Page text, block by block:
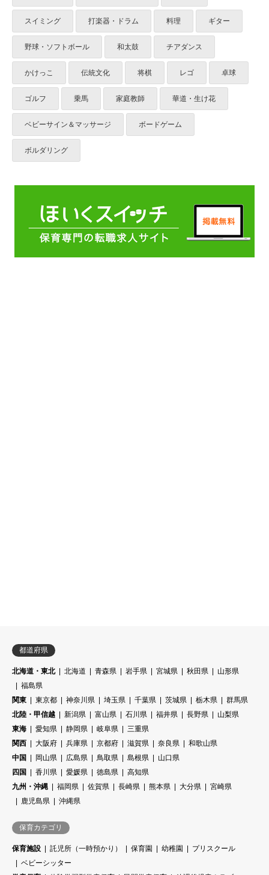
スイミング 打楽器・ドラム 料理 ギター
野球・ソフトボール 和太鼓 チアダンス
かけっこ 伝統文化 将棋 レゴ 卓球
ゴルフ 乗馬 家庭教師 華道・生け花
ベビーサイン＆マッサージ ボードゲーム
ボルダリング
都道府県
北海道・東北 北海道 青森県 岩手県 宮城県 秋田県
山形県
福島県
関東
東京都 神奈川県 埼玉県 千葉県 茨城県 栃木県
群馬県
北陸・甲信越
新潟県 富山県 石川県 福井県 長野県
山梨県
東海
愛知県 静岡県 岐阜県
三重県
関西
大阪府 兵庫県 京都府 滋賀県 奈良県
和歌山県
中国
岡山県 広島県 鳥取県 島根県
山口県
四国
香川県 愛媛県 徳島県
高知県
九州・沖縄
福岡県 佐賀県 長崎県 熊本県 大分県
宮崎県
鹿児島県
沖縄県
保育カテゴリ
保育施設 託児所（一時預かり） 保育園 幼稚園
プリスクール
ベビーシッター